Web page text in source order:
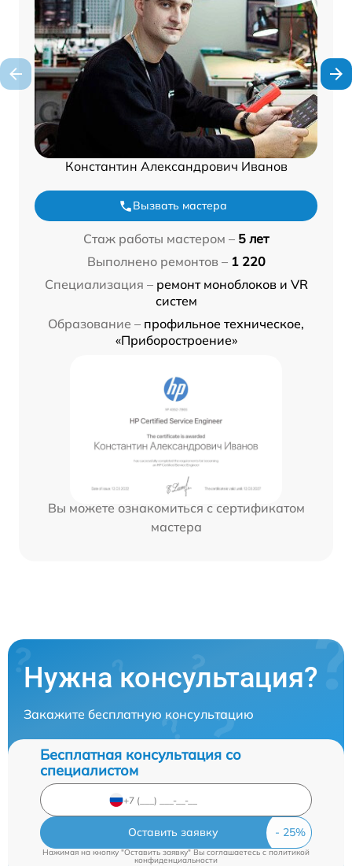
Константин Александрович Иванов
Вызвать мастера
Стаж работы мастером – 5 лет
Выполнено ремонтов – 1 220
Специализация – ремонт моноблоков и VR
систем
Образование – профильное техническое,
«Приборостроение»
Вы можете ознакомиться с сертификатом
мастера
Нужна консультация?
Закажите бесплатную консультацию
Бесплатная консультация со
специалистом
Оставить заявку
Нажимая на кнопку "Оставить заявку" Вы соглашаетесь cполитикой
конфиденциальности